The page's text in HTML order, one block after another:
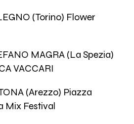
(Torino) Flower
MAGRA (La Spezia)
VACCARI
(Arezzo) Piazza
Mix Festival